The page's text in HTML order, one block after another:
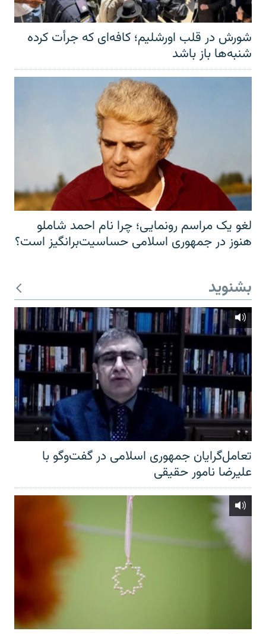
شورش در قلب اورشلیم؛ کافه‌ای که جرأت کرده
شنبه‌ها باز باشد
لغو یک مراسم رونمایی؛ چرا نام احمد شاملو
هنوز در جمهوری اسلامی حساسیت‌برانگیز است؟
بشنوید
تعامل‌گرایان جمهوری اسلامی در گفت‌وگو با
علیرضا نامور حقیقی